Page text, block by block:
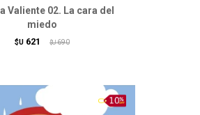
Valiente 02. La cara del
miedo
$U 621 $U 690